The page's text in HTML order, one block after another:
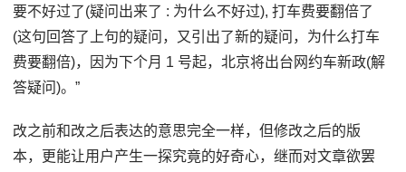
要不好过了(疑问出来了 : 为什么不好过), 打车费要翻倍了
(这句回答了上句的疑问，又引出了新的疑问，为什么打车
费要翻倍)，因为下个月 1 号起，北京将出台网约车新政(解
答疑问)。”
改之前和改之后表达的意思完全一样，但修改之后的版
本，更能让用户产生一探究竟的好奇心，继而对文章欲罢